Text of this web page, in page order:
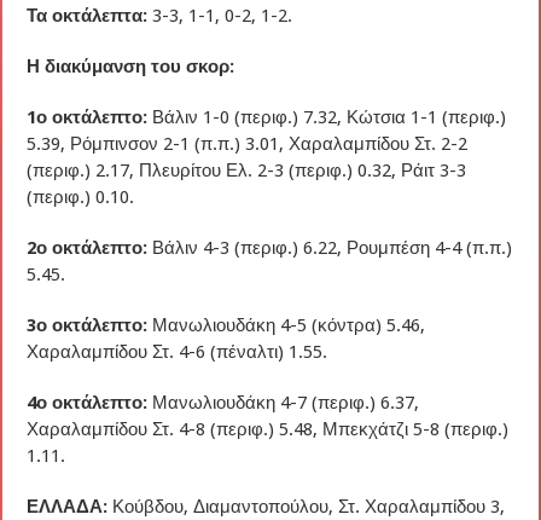
Τα οκτάλεπτα: 3-3, 1-1, 0-2, 1-2.
Η διακύμανση του σκορ:
1ο οκτάλεπτο: Βάλιν 1-0 (περιφ.) 7.32, Κώτσια 1-1 (περιφ.)
5.39, Ρόμπινσον 2-1 (π.π.) 3.01, Χαραλαμπίδου Στ. 2-2
(περιφ.) 2.17, Πλευρίτου Ελ. 2-3 (περιφ.) 0.32, Ράιτ 3-3
(περιφ.) 0.10.
2ο οκτάλεπτο: Βάλιν 4-3 (περιφ.) 6.22, Ρουμπέση 4-4 (π.π.)
5.45.
3ο οκτάλεπτο: Μανωλιουδάκη 4-5 (κόντρα) 5.46,
Χαραλαμπίδου Στ. 4-6 (πέναλτι) 1.55.
4ο οκτάλεπτο: Μανωλιουδάκη 4-7 (περιφ.) 6.37,
Χαραλαμπίδου Στ. 4-8 (περιφ.) 5.48, Μπεκχάτζι 5-8 (περιφ.)
1.11.
ΕΛΛΑΔΑ: Κούβδου, Διαμαντοπούλου, Στ. Χαραλαμπίδου 3,